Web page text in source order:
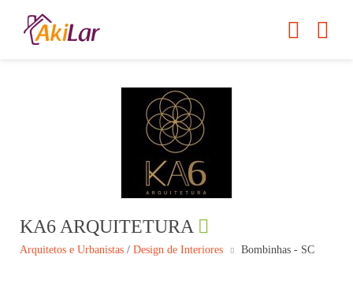
KA6 ARQUITETURA
Arquitetos e Urbanistas / Design de Interiores Bombinhas - SC